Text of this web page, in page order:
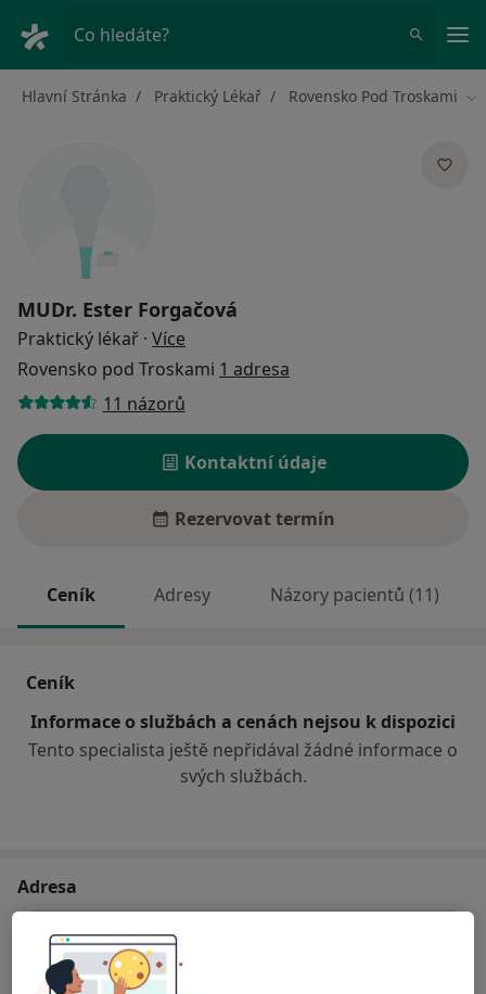
Co hledáte?
Hlavní Stránka Praktický Lékař Rovensko Pod Troskami
MUDr. Ester Forgačová
Praktický lékař · Více
Rovensko pod Troskami 1 adresa
11 názorů
Kontaktní údaje
Rezervovat termín
Ceník Adresy Názory pacientů (11)
Ceník
Informace o službách a cenách nejsou k dispozici
Tento specialista ještě nepřidával žádné informace o
svých službách.
Adresa
Praktický lékař pro dospělé
Čechova 219, Rovensko pod Troskami